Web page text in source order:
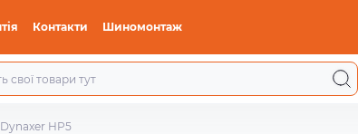
Контакти Шиномонтаж
Dynaxer HP5